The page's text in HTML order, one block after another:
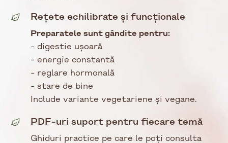
Rețete echilibrate și funcționale
Preparatele sunt gândite pentru:
- digestie ușoară
- energie constantă
- reglare hormonală
- stare de bine
Include variante vegetariene și vegane.
PDF-uri suport pentru fiecare temă
Ghiduri practice pe care le poți consulta